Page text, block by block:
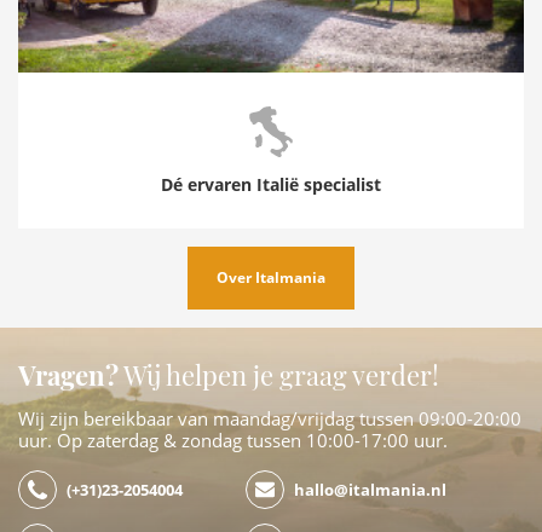
Dé ervaren Italië specialist
Over Italmania
Vragen?Wij helpen je graag verder!
Wij zijn bereikbaar van maandag/vrijdag tussen 09:00-20:00
uur. Op zaterdag & zondag tussen 10:00-17:00 uur.
(+31)23-2054004 hallo@italmania.nl